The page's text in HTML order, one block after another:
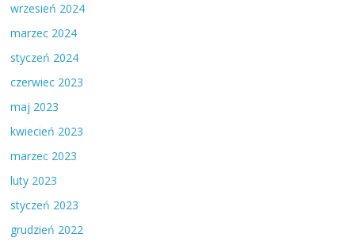
wrzesień 2024
marzec 2024
styczeń 2024
czerwiec 2023
maj 2023
kwiecień 2023
marzec 2023
luty 2023
styczeń 2023
grudzień 2022